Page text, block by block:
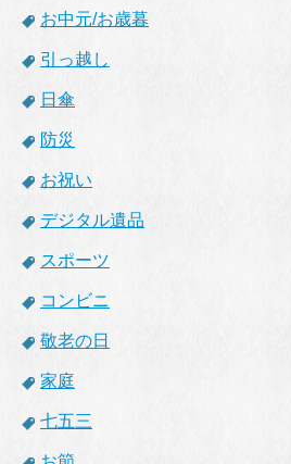
お中元/お歳暮
引っ越し
日傘
防災
お祝い
デジタル遺品
スポーツ
コンビニ
敬老の日
家庭
七五三